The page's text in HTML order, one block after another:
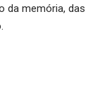
da memória, das